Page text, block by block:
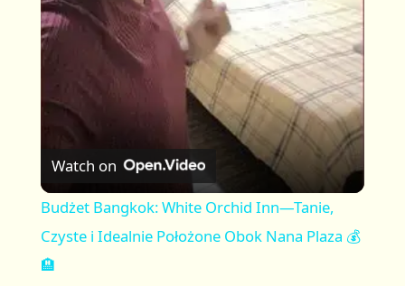
a
y
V
i
Watch on
Budżet Bangkok: White Orchid Inn—Tanie,
Czyste i Idealnie Położone Obok Nana Plaza 💰
🏨